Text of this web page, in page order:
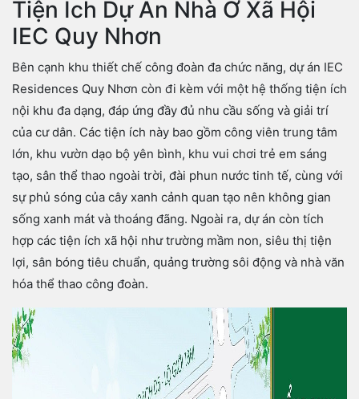
Tiện Ích Dự Án Nhà Ở Xã Hội
IEC Quy Nhơn
Bên cạnh khu thiết chế công đoàn đa chức năng, dự án IEC
Residences Quy Nhơn còn đi kèm với một hệ thống tiện ích
nội khu đa dạng, đáp ứng đầy đủ nhu cầu sống và giải trí
của cư dân. Các tiện ích này bao gồm công viên trung tâm
lớn, khu vườn dạo bộ yên bình, khu vui chơi trẻ em sáng
tạo, sân thể thao ngoài trời, đài phun nước tinh tế, cùng với
sự phủ sóng của cây xanh cảnh quan tạo nên không gian
sống xanh mát và thoáng đãng. Ngoài ra, dự án còn tích
hợp các tiện ích xã hội như trường mầm non, siêu thị tiện
lợi, sân bóng tiêu chuẩn, quảng trường sôi động và nhà văn
hóa thể thao công đoàn.